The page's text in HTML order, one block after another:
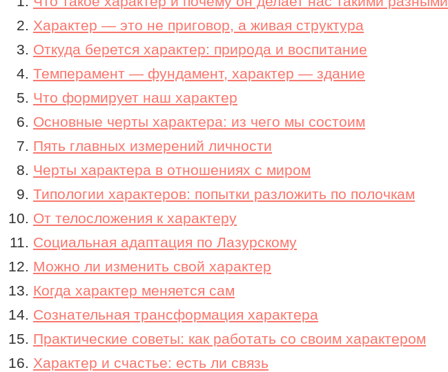
Характер — это не приговор, а живая структура
Откуда берется характер: природа и воспитание
Темперамент — фундамент, характер — здание
Что формирует наш характер
Основные черты характера: из чего мы состоим
Пять главных измерений личности
Черты характера в отношениях с миром
Типологии характеров: попытки разложить по полочкам
От телосложения к характеру
Социальная адаптация по Лазурскому
Можно ли изменить свой характер
Когда характер меняется сам
Сознательная трансформация характера
Практические советы: как работать со своим характером
Характер и счастье: есть ли связь